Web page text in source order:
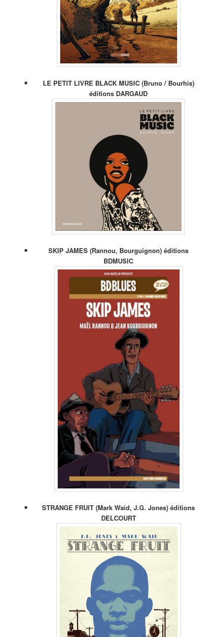
LE PETIT LIVRE BLACK MUSIC (Bruno / Bourhis)
éditions DARGAUD
SKIP JAMES (Rannou, Bourguignon) éditions
BDMUSIC
STRANGE FRUIT (Mark Waid, J.G. Jones) éditions
DELCOURT